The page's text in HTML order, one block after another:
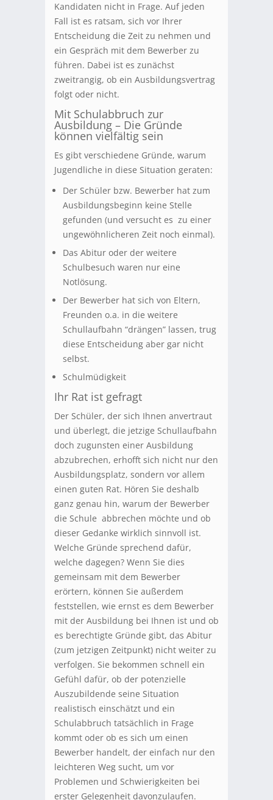
Kandidaten nicht in Frage. Auf jeden
Fall ist es ratsam, sich vor Ihrer
Entscheidung die Zeit zu nehmen und
ein Gespräch mit dem Bewerber zu
führen. Dabei ist es zunächst
zweitrangig, ob ein Ausbildungsvertrag
folgt oder nicht.
Mit Schulabbruch zur
Ausbildung – Die Gründe
können vielfältig sein
Es gibt verschiedene Gründe, warum
Jugendliche in diese Situation geraten:
Der Schüler bzw. Bewerber hat zum
Ausbildungsbeginn keine Stelle
gefunden (und versucht es zu einer
ungewöhnlicheren Zeit noch einmal).
Das Abitur oder der weitere
Schulbesuch waren nur eine
Notlösung.
Der Bewerber hat sich von Eltern,
Freunden o.a. in die weitere
Schullaufbahn “drängen” lassen, trug
diese Entscheidung aber gar nicht
selbst.
Schulmüdigkeit
Ihr Rat ist gefragt
Der Schüler, der sich Ihnen anvertraut
und überlegt, die jetzige Schullaufbahn
doch zugunsten einer Ausbildung
abzubrechen, erhofft sich nicht nur den
Ausbildungsplatz, sondern vor allem
einen guten Rat. Hören Sie deshalb
ganz genau hin, warum der Bewerber
die Schule abbrechen möchte und ob
dieser Gedanke wirklich sinnvoll ist.
Welche Gründe sprechend dafür,
welche dagegen? Wenn Sie dies
gemeinsam mit dem Bewerber
erörtern, können Sie außerdem
feststellen, wie ernst es dem Bewerber
mit der Ausbildung bei Ihnen ist und ob
es berechtigte Gründe gibt, das Abitur
(zum jetzigen Zeitpunkt) nicht weiter zu
verfolgen. Sie bekommen schnell ein
Gefühl dafür, ob der potenzielle
Auszubildende seine Situation
realistisch einschätzt und ein
Schulabbruch tatsächlich in Frage
kommt oder ob es sich um einen
Bewerber handelt, der einfach nur den
leichteren Weg sucht, um vor
Problemen und Schwierigkeiten bei
erster Gelegenheit davonzulaufen.